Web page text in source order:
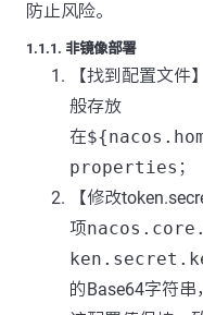
防止风险。
1.1.1. 非镜像部署
【找到配置文
般存放
在
properties ；
【修改
项
的Base64字符